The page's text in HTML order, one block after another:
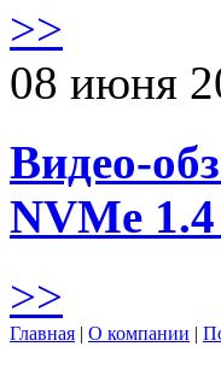
>>
08 июня
Видео-
NVMe
>>
Главная | О компании |